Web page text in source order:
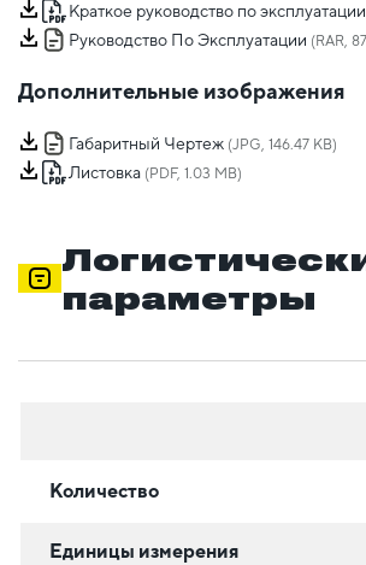
Краткое руководство по эксплуатации
Руководство По Эксплуатации (RAR,
Дополнительные изображения
Габаритный Чертеж (JPG, 146.47 KB)
Листовка (PDF, 1.03 MB)
параметры
Количество
Единицы измерения